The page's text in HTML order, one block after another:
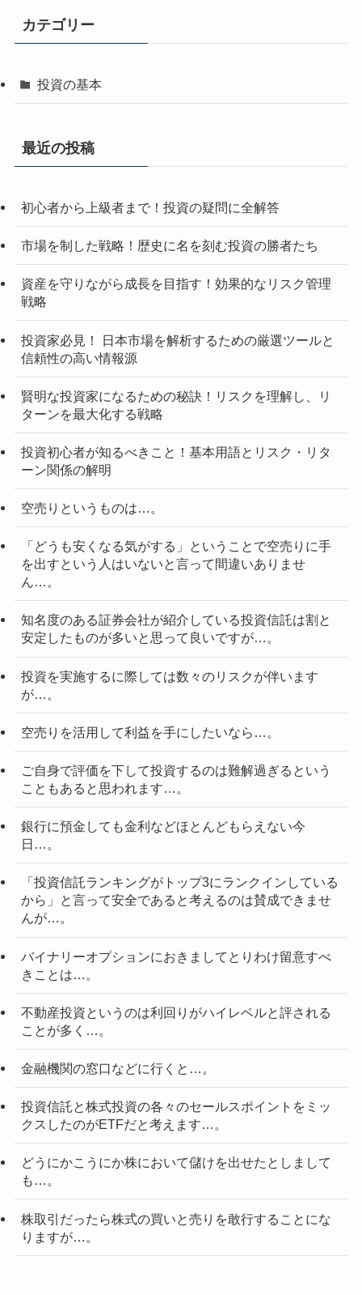
カテゴリー
投資の基本
最近の投稿
初心者から上級者まで！投資の疑問に全解答
市場を制した戦略！歴史に名を刻む投資の勝者たち
資産を守りながら成長を目指す！効果的なリスク管理
戦略
投資家必見！ 日本市場を解析するための厳選ツールと
信頼性の高い情報源
賢明な投資家になるための秘訣！リスクを理解し、リ
ターンを最大化する戦略
投資初心者が知るべきこと！基本用語とリスク・リタ
ーン関係の解明
空売りというものは…。
「どうも安くなる気がする」ということで空売りに手
を出すという人はいないと言って間違いありませ
ん…。
知名度のある証券会社が紹介している投資信託は割と
安定したものが多いと思って良いですが…。
投資を実施するに際しては数々のリスクが伴います
が…。
空売りを活用して利益を手にしたいなら…。
ご自身で評価を下して投資するのは難解過ぎるという
こともあると思われます…。
銀行に預金しても金利などほとんどもらえない今
日…。
「投資信託ランキングがトップ3にランクインしている
から」と言って安全であると考えるのは賛成できませ
んが…。
バイナリーオプションにおきましてとりわけ留意すべ
きことは…。
不動産投資というのは利回りがハイレベルと評される
ことが多く…。
金融機関の窓口などに行くと…。
投資信託と株式投資の各々のセールスポイントをミッ
クスしたのがETFだと考えます…。
どうにかこうにか株において儲けを出せたとしまして
も…。
株取引だったら株式の買いと売りを敢行することにな
りますが…。